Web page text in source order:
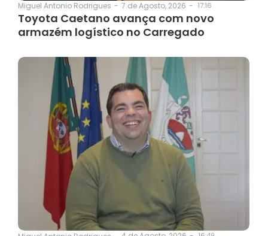
Miguel Antonio Rodrigues - 7 de Agosto, 2026 - 17:16
Toyota Caetano avança com novo
armazém logístico no Carregado